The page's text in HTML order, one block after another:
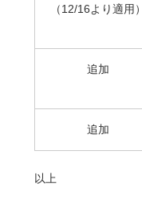
（12/16より適用）
追加
追加
以上